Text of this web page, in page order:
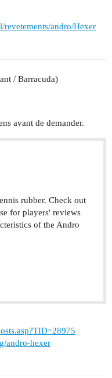
andro/Hexer
/ Barracuda)
avant de demander.
rubber. Check out
for players' reviews
of the Andro
andro-hexer